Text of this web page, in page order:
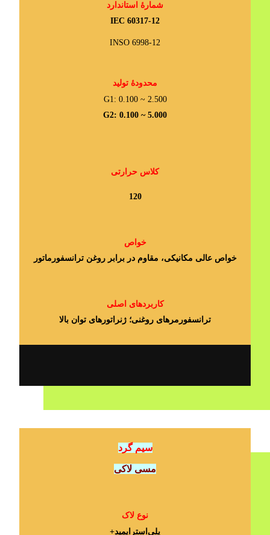
شمارۀ استاندارد
IEC 60317-12
INSO 6998-12
محدودۀ تولید
G1: 0.100 ~ 2.500
G2: 0.100 ~ 5.000
کلاس حرارتی
120
خواص
خواص عالی مکانیکی، مقاوم در برابر روغن ترانسفورماتور
کاربردهای اصلی
ترانسفورمرهای روغنی؛ ژنراتورهای توان بالا
سیم گرد
مسی لاکی
نوع لاک
پلی‌استرایمید+